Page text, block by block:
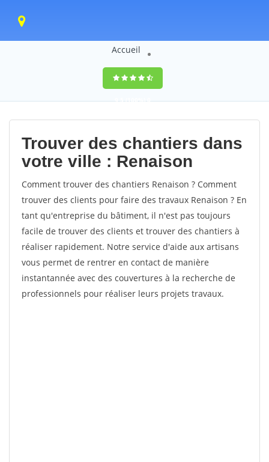
Accueil
9,5(100%)0
votes
Trouver des chantiers dans
votre ville : Renaison
Comment trouver des chantiers Renaison ? Comment
trouver des clients pour faire des travaux Renaison ? En
tant qu'entreprise du bâtiment, il n'est pas toujours
facile de trouver des clients et trouver des chantiers à
réaliser rapidement. Notre service d'aide aux artisans
vous permet de rentrer en contact de manière
instantannée avec des couvertures à la recherche de
professionnels pour réaliser leurs projets travaux.